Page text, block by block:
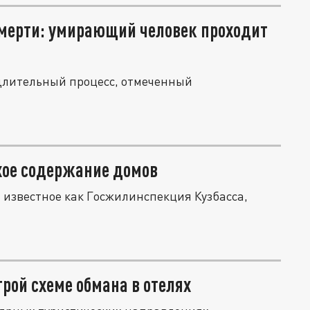
умирающий человек проходит
процесс, отмеченный
содержание домов
как Госжилинспекция Кузбасса,
схеме обмана в отелях